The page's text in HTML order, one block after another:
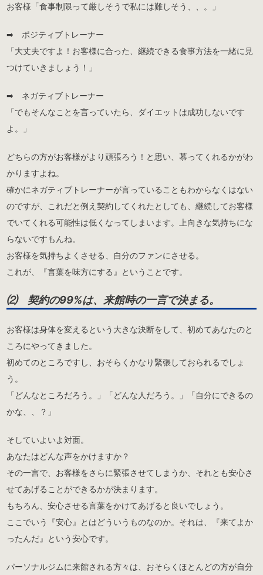
お客様「食事制限って厳しそうで私には難しそう、、。」
➡︎ ポジティブトレーナー
「大丈夫ですよ！お客様に合った、継続できる食事方法を一緒に見
つけていきましょう！」
➡︎ ネガティブトレーナー
「でもそんなことを言っていたら、ダイエットは成功しないです
よ。」
どちらの方がお客様がより頑張ろう！と思い、慕ってくれるかがわ
かりますよね。
確かにネガティブトレーナーが言っていることもわからなくはない
のですが、これだと例え契約してくれたとしても、継続してお客様
でいてくれる可能性は低くなってしまいます。上向きな気持ちにな
らないですもんね。
お客様を気持ちよくさせる、自分のファンにさせる。
これが、『言葉を味方にする』ということです。
⑵ 契約の99%は、来館時の一言で決まる。
お客様は身体を変えるという大きな決断をして、初めてあなたのと
ころにやってきました。
初めてのところですし、おそらくかなり緊張しておられるでしょ
う。
「どんなところだろう。」「どんな人だろう。」「自分にできるの
かな、、？」
そしていよいよ対面。
あなたはどんな声をかけますか？
その一言で、お客様をさらに緊張させてしまうか、それとも安心さ
せてあげることができるかが決まります。
もちろん、安心させる言葉をかけてあげると良いでしょう。
ここでいう『安心』とはどういうものなのか。それは、『来てよか
ったんだ』という安心です。
パーソナルジムに来館される方々は、おそらくほとんどの方が自分